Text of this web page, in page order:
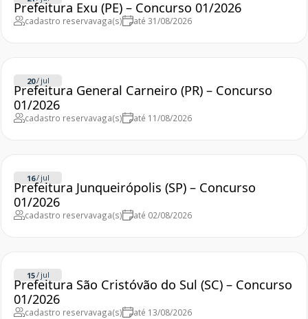
Prefeitura Exu (PE) – Concurso 01/2026
cadastro reservavaga(s) até 31/08/2026
20/ jul
Prefeitura General Carneiro (PR) – Concurso
01/2026
cadastro reservavaga(s) até 11/08/2026
16/ jul
Prefeitura Junqueirópolis (SP) – Concurso
01/2026
cadastro reservavaga(s) até 02/08/2026
15/ jul
Prefeitura São Cristóvão do Sul (SC) – Concurso
01/2026
cadastro reservavaga(s) até 13/08/2026